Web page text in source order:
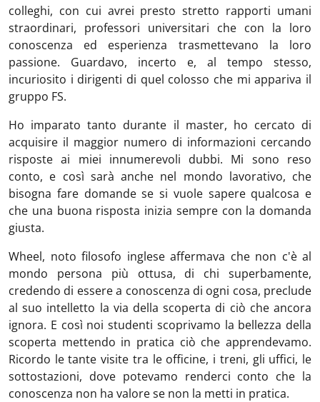
colleghi, con cui avrei presto stretto rapporti umani
straordinari, professori universitari che con la loro
conoscenza ed esperienza trasmettevano la loro
passione. Guardavo, incerto e, al tempo stesso,
incuriosito i dirigenti di quel colosso che mi appariva il
gruppo FS.
Ho imparato tanto durante il master, ho cercato di
acquisire il maggior numero di informazioni cercando
risposte ai miei innumerevoli dubbi. Mi sono reso
conto, e così sarà anche nel mondo lavorativo, che
bisogna fare domande se si vuole sapere qualcosa e
che una buona risposta inizia sempre con la domanda
giusta.
Wheel, noto filosofo inglese affermava che non c'è al
mondo persona più ottusa, di chi superbamente,
credendo di essere a conoscenza di ogni cosa, preclude
al suo intelletto la via della scoperta di ciò che ancora
ignora. E così noi studenti scoprivamo la bellezza della
scoperta mettendo in pratica ciò che apprendevamo.
Ricordo le tante visite tra le officine, i treni, gli uffici, le
sottostazioni, dove potevamo renderci conto che la
conoscenza non ha valore se non la metti in pratica.